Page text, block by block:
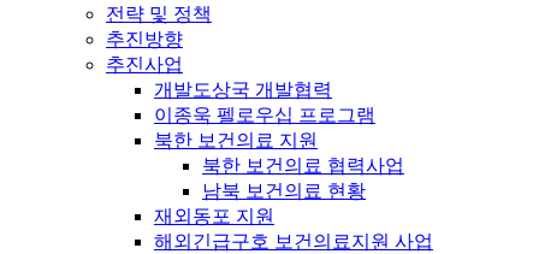
전략 및 정책
추진방향
추진사업
개발도상국 개발협력
이종욱 펠로우십 프로그램
북한 보건의료 지원
북한 보건의료 협력사업
남북 보건의료 현황
재외동포 지원
해외긴급구호 보건의료지원 사업